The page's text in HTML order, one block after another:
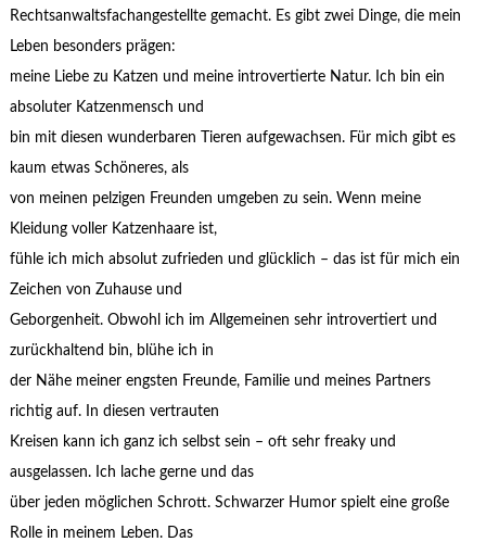
Rechtsanwaltsfachangestellte gemacht. Es gibt zwei Dinge, die mein
Leben besonders prägen:
meine Liebe zu Katzen und meine introvertierte Natur. Ich bin ein
absoluter Katzenmensch und
bin mit diesen wunderbaren Tieren aufgewachsen. Für mich gibt es
kaum etwas Schöneres, als
von meinen pelzigen Freunden umgeben zu sein. Wenn meine
Kleidung voller Katzenhaare ist,
fühle ich mich absolut zufrieden und glücklich – das ist für mich ein
Zeichen von Zuhause und
Geborgenheit. Obwohl ich im Allgemeinen sehr introvertiert und
zurückhaltend bin, blühe ich in
der Nähe meiner engsten Freunde, Familie und meines Partners
richtig auf. In diesen vertrauten
Kreisen kann ich ganz ich selbst sein – oft sehr freaky und
ausgelassen. Ich lache gerne und das
über jeden möglichen Schrott. Schwarzer Humor spielt eine große
Rolle in meinem Leben. Das